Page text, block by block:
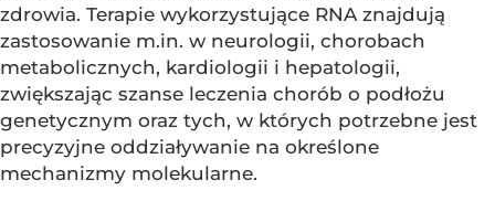
zdrowia. Terapie wykorzystujące RNA znajdują
zastosowanie m.in. w neurologii, chorobach
metabolicznych, kardiologii i hepatologii,
zwiększając szanse leczenia chorób o podłożu
genetycznym oraz tych, w których potrzebne jest
precyzyjne oddziaływanie na określone
mechanizmy molekularne.